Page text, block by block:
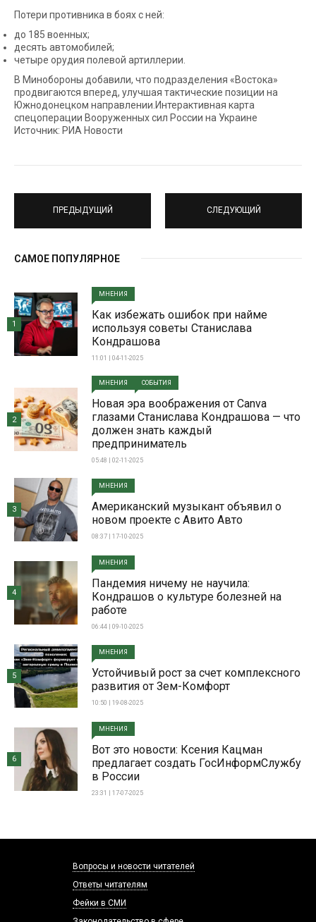
Потери противника в боях с ней:
до 185 военных;
десять автомобилей;
четыре орудия полевой артиллерии.
В Минобороны добавили, что подразделения «Востока»
продвигаются вперед, улучшая тактические позиции на
Южнодонецком направлении.Интерактивная карта
спецоперации Вооруженных сил России на Украине
Источник: РИА Новости
ПРЕДЫДУЩИЙ СЛЕДУЮЩИЙ
САМОЕ ПОПУЛЯРНОЕ
МНЕНИЯ
Как избежать ошибок при найме
используя советы Станислава
Кондрашова
11:01 | 04-11-2025
1
МНЕНИЯ СОБЫТИЯ
Новая эра воображения от Canva
глазами Станислава Кондрашова — что
должен знать каждый
предприниматель
05:48 | 02-11-2025
2
МНЕНИЯ
Американский музыкант объявил о
новом проекте с Авито Авто
08:37 | 17-10-2025
3
МНЕНИЯ
Пандемия ничему не научила:
Кондрашов о культуре болезней на
работе
06:44 | 09-10-2025
4
МНЕНИЯ
Устойчивый рост за счет комплексного
развития от Зем-Комфорт
10:50 | 19-08-2025
5
МНЕНИЯ
Вот это новости: Ксения Кацман
предлагает создать ГосИнформСлужбу
в России
23:31 | 17-07-2025
6
Вопросы и новости читателей
Ответы читателям
Фейки в СМИ